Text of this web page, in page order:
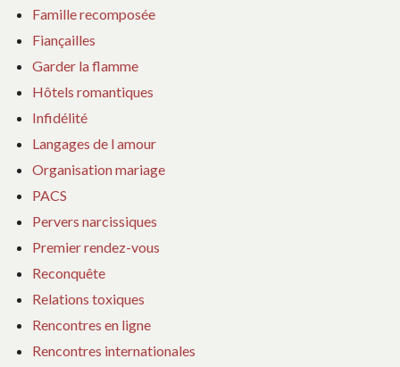
Famille recomposée
Fiançailles
Garder la flamme
Hôtels romantiques
Infidélité
Langages de l amour
Organisation mariage
PACS
Pervers narcissiques
Premier rendez-vous
Reconquête
Relations toxiques
Rencontres en ligne
Rencontres internationales